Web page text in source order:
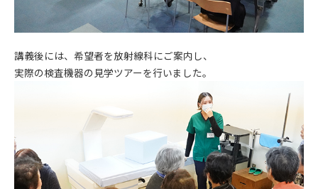
講義後には、希望者を放射線科にご案内し、
実際の検査機器の見学ツアーを行いました。